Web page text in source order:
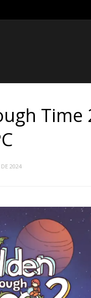
Time
2024